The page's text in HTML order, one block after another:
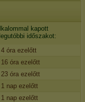
kapott
időszakot:
4 óra ezelőtt
16 óra ezelőtt
23 óra ezelőtt
1 nap ezelőtt
1 nap ezelőtt